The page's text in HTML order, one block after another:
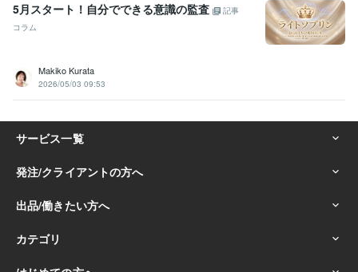
5月スタート！自分でできる意識の監査
記事
コラム
Makiko Kurata
2026/05/03 09:53